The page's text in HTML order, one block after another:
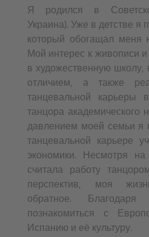
Я родился в
Украина). Уже в детстве я
который обогащал меня
Мой интерес к живописи
в художественную школу,
отличием, а также
танцевальной карьеры
танцора академического
давлением моей семьи я
танцевальной карьере
экономики. Несмотря
считала работу
перспектив, моя
обратное.
познакомиться с
Испанию и её культуру.